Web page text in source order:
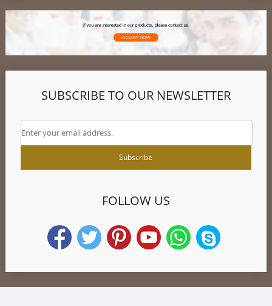
SUBSCRIBE TO OUR NEWSLETTER
FOLLOW US